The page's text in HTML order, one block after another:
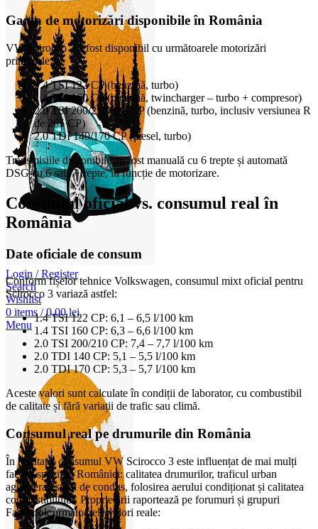
Login / Register
Search
Wishlist
0 items / 0,00lei
Menu
Gama de motorizări disponibile în România
VW Scirocco 3 a fost disponibil cu următoarele motorizări
principale:
1.4 TSI 122 CP (benzină, turbo)
1.4 TSI 160 CP (benzină, twincharger – turbo + compresor)
2.0 TSI 200/210/220 CP (benzină, turbo, inclusiv versiunea R
de 265 CP)
2.0 TDI 140/170 CP (diesel, turbo)
Transmisiile disponibile au fost manuală cu 6 trepte și automată
DSG cu 6 sau 7 trepte, în funcție de motorizare.
Consumul oficial vs. consumul real în
România
Date oficiale de consum
Conform fișelor tehnice Volkswagen, consumul mixt oficial pentru
Scirocco 3 variază astfel:
1.4 TSI 122 CP: 6,1 – 6,5 l/100 km
1.4 TSI 160 CP: 6,3 – 6,6 l/100 km
2.0 TSI 200/210 CP: 7,4 – 7,7 l/100 km
2.0 TDI 140 CP: 5,1 – 5,5 l/100 km
2.0 TDI 170 CP: 5,3 – 5,7 l/100 km
Aceste valori sunt calculate în condiții de laborator, cu combustibil
de calitate și fără variații de trafic sau climă.
Consumul real pe drumurile din România
În realitate, consumul VW Scirocco 3 este influențat de mai mulți
factori specifici României: calitatea drumurilor, traficul urban
aglomerat, stilul de condus, folosirea aerului condiționat și calitatea
combustibilului. Proprietarii raportează pe forumuri și grupuri
Facebook următoarele valori reale: